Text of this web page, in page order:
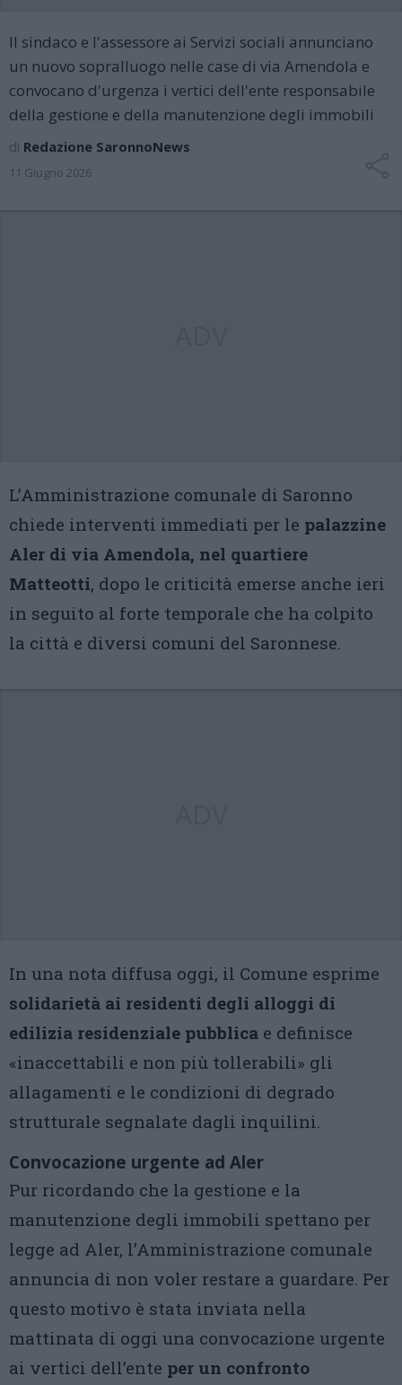
Il sindaco e l'assessore ai Servizi sociali annunciano
un nuovo sopralluogo nelle case di via Amendola e
convocano d'urgenza i vertici dell'ente responsabile
della gestione e della manutenzione degli immobili
di Redazione SaronnoNews
11 Giugno 2026
L’Amministrazione comunale di Saronno
chiede interventi immediati per le palazzine
Aler di via Amendola, nel quartiere
Matteotti, dopo le criticità emerse anche ieri
in seguito al forte temporale che ha colpito
la città e diversi comuni del Saronnese.
In una nota diffusa oggi, il Comune esprime
solidarietà ai residenti degli alloggi di
edilizia residenziale pubblica e definisce
«inaccettabili e non più tollerabili» gli
allagamenti e le condizioni di degrado
strutturale segnalate dagli inquilini.
Convocazione urgente ad Aler
Pur ricordando che la gestione e la
manutenzione degli immobili spettano per
legge ad Aler, l’Amministrazione comunale
annuncia di non voler restare a guardare. Per
questo motivo è stata inviata nella
mattinata di oggi una convocazione urgente
ai vertici dell’ente per un confronto